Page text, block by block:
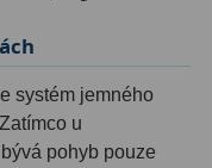
systém jemného
u
pohyb pouze